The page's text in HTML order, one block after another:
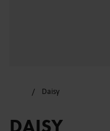
Daisy
DAISY